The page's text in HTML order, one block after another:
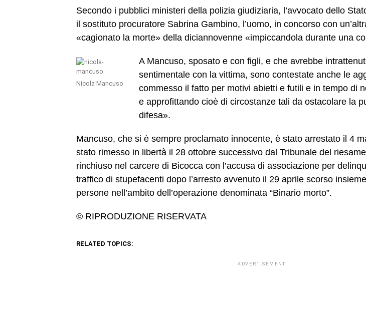
Secondo i pubblici ministeri della polizia giudiziaria, l’avvocato dello
il sostituto procuratore Sabrina Gambino, l’uomo, in concorso con
«cagionato la morte» della diciannovenne «impiccandola durante una
Nicola Mancuso
A Mancuso, sposato e con figli, e che avrebbe
sentimentale con la vittima, sono contestate anche le
commesso il fatto per motivi abietti e futili e in tempo di
e approfittando cioè di circostanze tali da ostacolare la
difesa».
Mancuso, che si è sempre proclamato innocente, è stato arrestato il 4
stato rimesso in libertà il 28 ottobre successivo dal Tribunale del
rinchiuso nel carcere di Bicocca con l’accusa di associazione per
traffico di stupefacenti dopo l’arresto avvenuto il 29 aprile scorso
persone nell’ambito dell’operazione denominata “Binario morto”.
© RIPRODUZIONE RISERVATA
RELATED TOPICS:
ADVERTISEMENT